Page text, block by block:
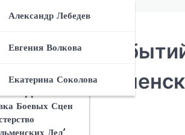
И
В
Дел’:
Дел’:
Ли Сиквел
Дел’
И Создание
Эффекты И
Боевых Сцен
Дел’
Александр Лебедев
Евгения Волкова
Екатерина Соколова